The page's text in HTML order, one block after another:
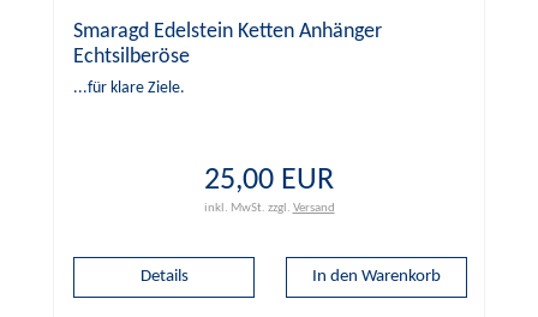
Smaragd Edelstein Ketten Anhänger
Echtsilberöse
...für klare Ziele.
25,00 EUR
inkl. MwSt. zzgl. Versand
Details